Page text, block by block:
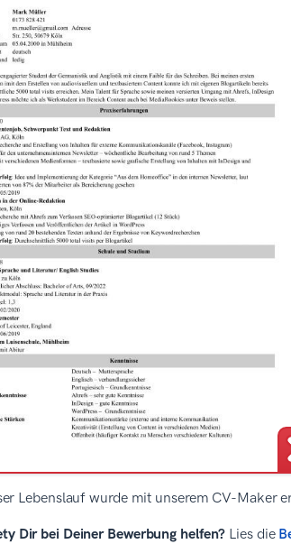
Lebenslauf wurde mit unserem CV-Maker
Dir bei Deiner Bewerbung helfen? Lies die